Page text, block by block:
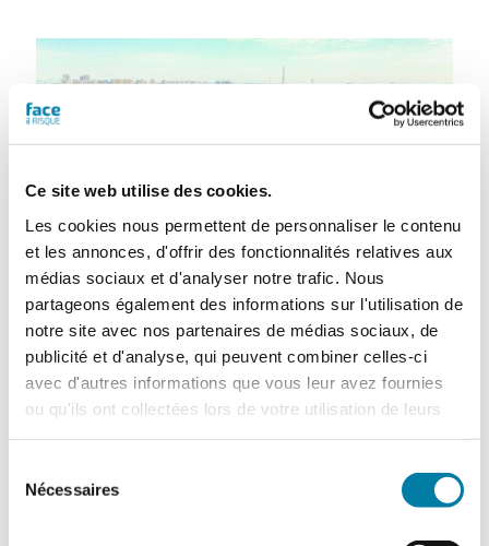
Ce site web utilise des cookies.
Les cookies nous permettent de personnaliser le contenu
et les annonces, d'offrir des fonctionnalités relatives aux
médias sociaux et d'analyser notre trafic. Nous
partageons également des informations sur l'utilisation de
notre site avec nos partenaires de médias sociaux, de
publicité et d'analyse, qui peuvent combiner celles-ci
avec d'autres informations que vous leur avez fournies
ou qu'ils ont collectées lors de votre utilisation de leurs
Nécessaires
Assurer la transition
énergétique, la responsabilité
des assureurs en question
Nouvelles activités, nouveaux produits,